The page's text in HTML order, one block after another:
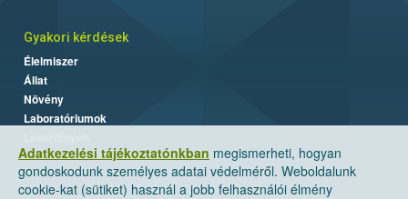
Adatkezelési tájékoztatónkban megismerheti, hogyan
gondoskodunk személyes adatai védelméről. Weboldalunk
cookie-kat (sütiket) használ a jobb felhasználói élmény
Gyakori kérdések
Élelmiszer
Állat
Növény
Laboratóriumok